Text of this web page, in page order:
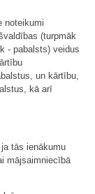
noteikumi
(turpmāk
- pabalsts) veidus
un kārtību,
kā arī
tās ienākumu
mājsaimniecībā